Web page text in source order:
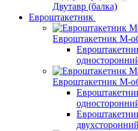
Двутавр (балка)
Евроштакетник
Евроштакетник М-
Евроштакетник М-
двухсторонний